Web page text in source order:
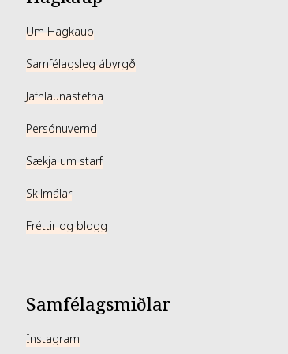
Um Hagkaup
Samfélagsleg ábyrgð
Jafnlaunastefna
Persónuvernd
Sækja um starf
Skilmálar
Fréttir og blogg
Samfélagsmiðlar
Instagram